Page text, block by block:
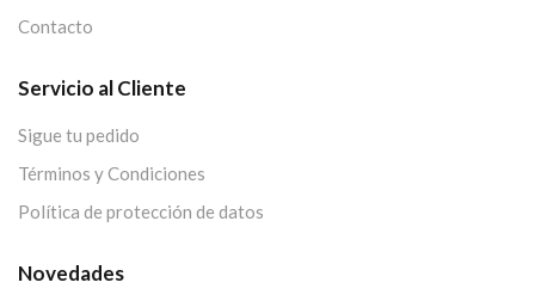
Contacto
Servicio al Cliente
Sigue tu pedido
Términos y Condiciones
Política de protección de datos
Novedades